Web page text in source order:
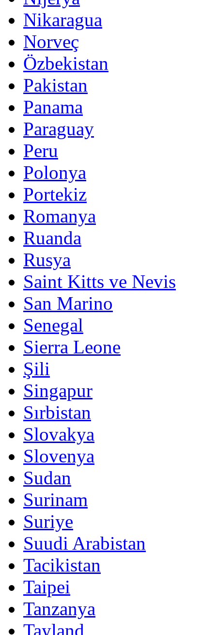
Nikaragua
Norveç
Özbekistan
Pakistan
Panama
Paraguay
Peru
Polonya
Portekiz
Romanya
Ruanda
Rusya
Saint Kitts ve Nevis
San Marino
Senegal
Sierra Leone
Şili
Singapur
Sırbistan
Slovakya
Slovenya
Sudan
Surinam
Suriye
Suudi Arabistan
Tacikistan
Taipei
Tanzanya
Tayland